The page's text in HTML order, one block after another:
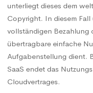
unterliegt dieses dem
Copyright. In diesem
vollständigen Bezahlung
übertragbare einfache
Aufgabenstellung dient.
SaaS endet das
Cloudvertrages.